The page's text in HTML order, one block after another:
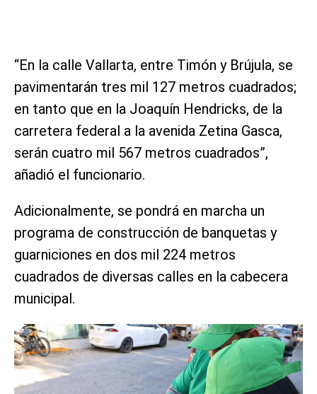
“En la calle Vallarta, entre Timón y Brújula, se
pavimentarán tres mil 127 metros cuadrados;
en tanto que en la Joaquín Hendricks, de la
carretera federal a la avenida Zetina Gasca,
serán cuatro mil 567 metros cuadrados”,
añadió el funcionario.
Adicionalmente, se pondrá en marcha un
programa de construcción de banquetas y
guarniciones en dos mil 224 metros
cuadrados de diversas calles en la cabecera
municipal.